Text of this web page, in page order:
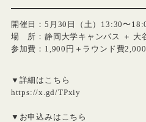
開催日：5月30日（土）13:30〜
場 所：静岡大学キャンパス ＋ 大
参加費：1,900円＋ラウンド費
▼詳細はこちら
https://x.gd/TPxiy
▼お申込みはこちら